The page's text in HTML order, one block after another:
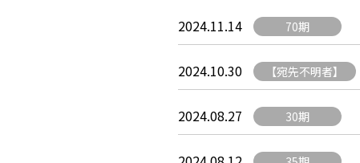
2024.11.14 70期
2024.10.30 【宛先不明者】
2024.08.27 30期